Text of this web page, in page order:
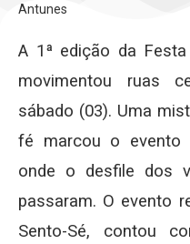
Antunes
A 1ª edição da
movimentou ruas
sábado (03). Uma
fé marcou o evento
onde o desfile dos
passaram. O evento
Sento-Sé, contou